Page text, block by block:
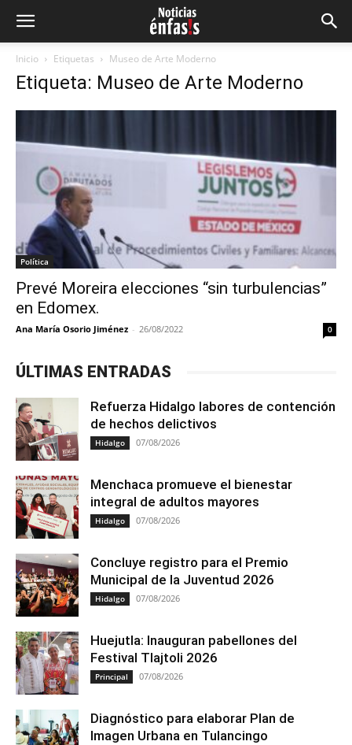
Inicio Etiquetas Museo de Arte Moderno
Etiqueta: Museo de Arte Moderno
Política
Prevé Moreira elecciones “sin turbulencias”
en Edomex.
Ana María Osorio Jiménez - 26/08/2022 0
ÚLTIMAS ENTRADAS
Refuerza Hidalgo labores de contención
de hechos delictivos
Hidalgo 07/08/2026
Menchaca promueve el bienestar
integral de adultos mayores
Hidalgo 07/08/2026
Concluye registro para el Premio
Municipal de la Juventud 2026
Hidalgo 07/08/2026
Huejutla: Inauguran pabellones del
Festival Tlajtoli 2026
Principal 07/08/2026
Diagnóstico para elaborar Plan de
Imagen Urbana en Tulancingo